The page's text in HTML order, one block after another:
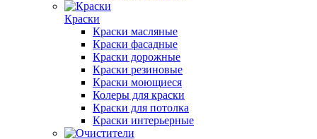
Краски
Краски масляные
Краски фасадные
Краски дорожные
Краски резиновые
Краски моющиеся
Колеры для краски
Краски для потолка
Краски интерьерные